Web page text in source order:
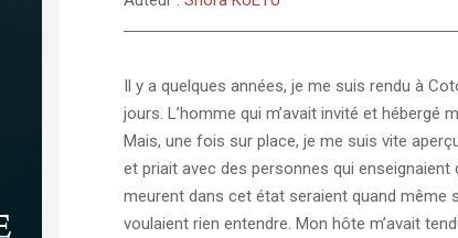
Il y a quelques années, je me suis rendu à
jours. L’homme qui m’avait invité et hébergé
Mais, une fois sur place, je me suis vite
et priait avec des personnes qui
meurent dans cet état seraient quand même
voulaient rien entendre. Mon hôte m’avait